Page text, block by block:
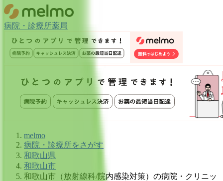
病院・診療所薬局
melmo
病院・診療所をさがす
和歌山県
和歌山市
和歌山市（放射線科/院内感染対策）の病院・クリニッ